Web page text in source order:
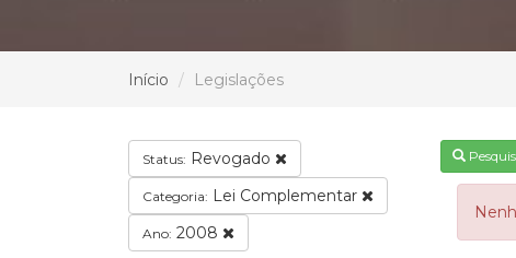
Início Legislações
Status: Revogado
Categoria: Lei Complementar
Ano: 2008